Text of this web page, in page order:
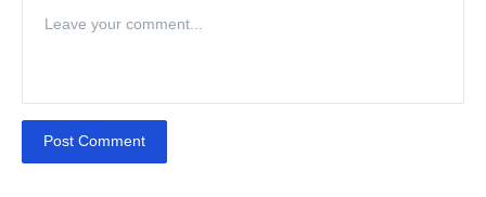
Post Comment